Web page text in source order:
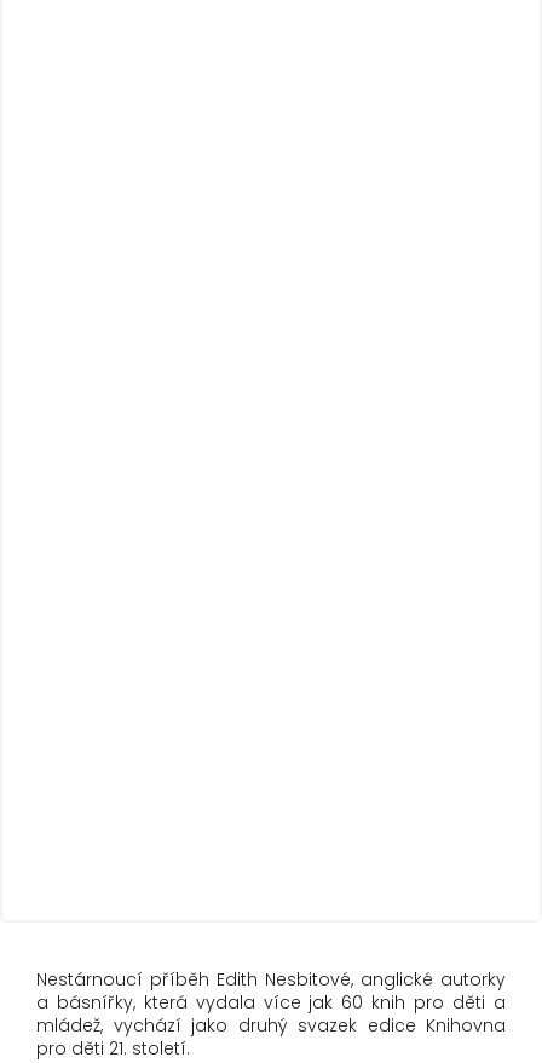
Nestárnoucí příběh Edith Nesbitové, anglické autorky
a básnířky, která vydala více jak 60 knih pro děti a
mládež, vychází jako druhý svazek edice Knihovna
pro děti 21. století.